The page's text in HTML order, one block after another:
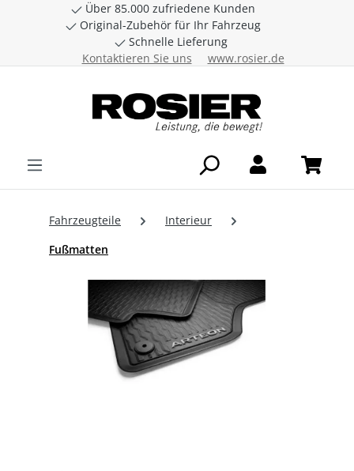
Zum Hauptinhalt springen
Über 85.000 zufriedene Kunden
Original-Zubehör für Ihr Fahrzeug
Schnelle Lieferung
Kontaktieren Sie uns
www.rosier.de
Fahrzeugteile
Interieur
Fußmatten
Bildergalerie überspringen